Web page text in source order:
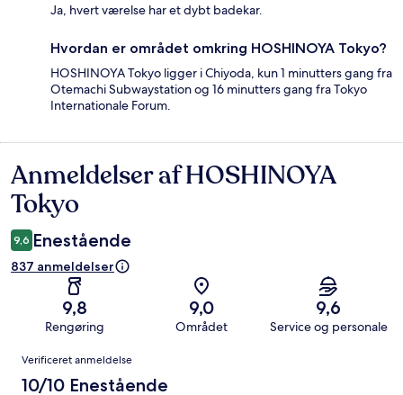
Ja, hvert værelse har et dybt badekar.
Hvordan er området omkring HOSHINOYA Tokyo?
HOSHINOYA Tokyo ligger i Chiyoda, kun 1 minutters gang fra
Otemachi Subwaystation og 16 minutters gang fra Tokyo
Internationale Forum.
Anmeldelser
Anmeldelser af HOSHINOYA
Tokyo
9,6 Enestående
837 anmeldelser
9,8
Rengøring
9,0
Området
9,6
Service og personale
Anmeldelser
Verificeret anmeldelse
10/10 Enestående